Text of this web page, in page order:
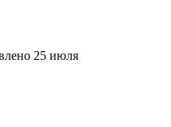
25 июля